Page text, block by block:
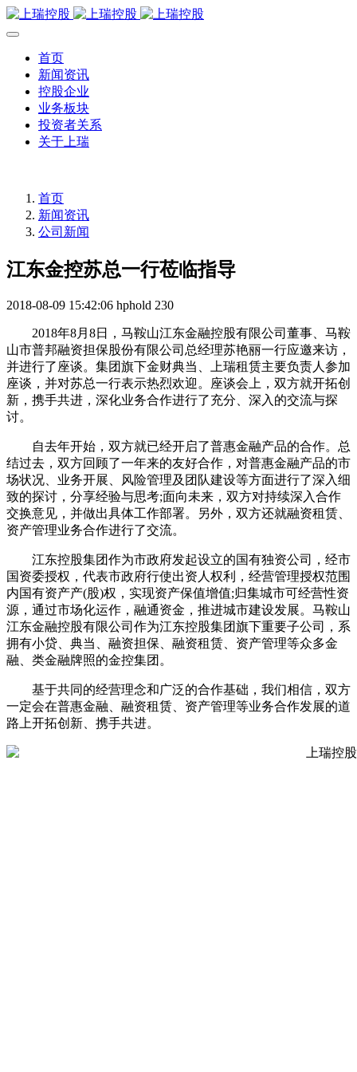
首页
新闻资讯
控股企业
业务板块
投资者关系
关于上瑞
首页
新闻资讯
公司新闻
江东金控苏总一行莅临指导
2018-08-09 15:42:06 hphold 230
2018年8月8日，马鞍山江东金融控股有限公司董事、马鞍
山市普邦融资担保股份有限公司总经理苏艳丽一行应邀来访，
并进行了座谈。集团旗下金财典当、上瑞租赁主要负责人参加
座谈，并对苏总一行表示热烈欢迎。座谈会上，双方就开拓创
新，携手共进，深化业务合作进行了充分、深入的交流与探
讨。
自去年开始，双方就已经开启了普惠金融产品的合作。总
结过去，双方回顾了一年来的友好合作，对普惠金融产品的市
场状况、业务开展、风险管理及团队建设等方面进行了深入细
致的探讨，分享经验与思考;面向未来，双方对持续深入合作
交换意见，并做出具体工作部署。另外，双方还就融资租赁、
资产管理业务合作进行了交流。
江东控股集团作为市政府发起设立的国有独资公司，经市
国资委授权，代表市政府行使出资人权利，经营管理授权范围
内国有资产产(股)权，实现资产保值增值;归集城市可经营性资
源，通过市场化运作，融通资金，推进城市建设发展。马鞍山
江东金融控股有限公司作为江东控股集团旗下重要子公司，系
拥有小贷、典当、融资担保、融资租赁、资产管理等众多金
融、类金融牌照的金控集团。
基于共同的经营理念和广泛的合作基础，我们相信，双方
一定会在普惠金融、融资租赁、资产管理等业务合作发展的道
路上开拓创新、携手共进。